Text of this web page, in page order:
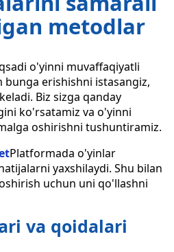
metodlar
o'yinni muvaffaqiyatli
bunga erishishni istasangiz,
Biz sizga qanday
ko'rsatamiz va o'yinni
oshirishni tushuntiramiz.
Platformada o'yinlar
yaxshilaydi. Shu bilan
uchun uni qo'llashni
va qoidalari